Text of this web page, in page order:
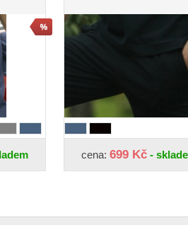
cena: 699 Kč -